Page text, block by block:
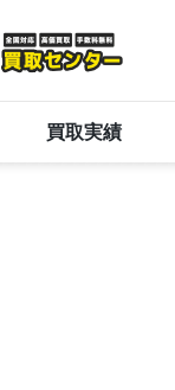
買取実績